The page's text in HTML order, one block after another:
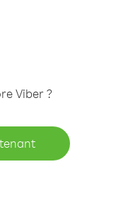
Viber ?